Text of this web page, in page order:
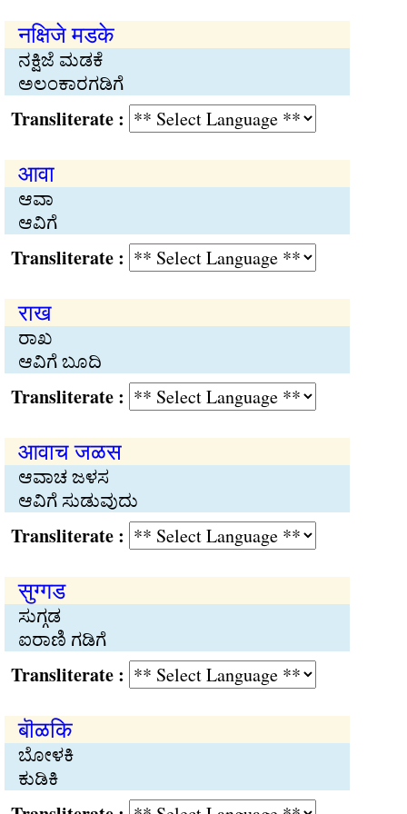
नक्षिजे मडके
ನಕ್ಷಿಜೆ ಮಡಕೆ
ಅಲಂಕಾರಗಡಿಗೆ
:
आवा
ಆವಾ
ಆವಿಗೆ
:
राख
ರಾಖ
ಆವಿಗೆ ಬೂದಿ
:
आवाच जळस
ಆವಾಚ ಜಳಸ
ಆವಿಗೆ ಸುಡುವುದು
:
सुग्गड
ಸುಗ್ಗಡ
ಐರಾಣಿ ಗಡಿಗೆ
:
बॊळकि
ಬೋಳಕಿ
ಕುಡಿಕಿ